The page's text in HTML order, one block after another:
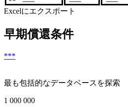
Excelにエクスポート
早期償還条件
***
最も包括的なデータベースを探索
1 000 000